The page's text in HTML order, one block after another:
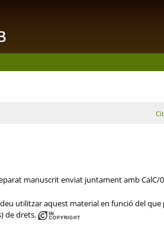
manuscrit enviat juntament amb CalC/
utilitzar aquest material en funció del
de drets.